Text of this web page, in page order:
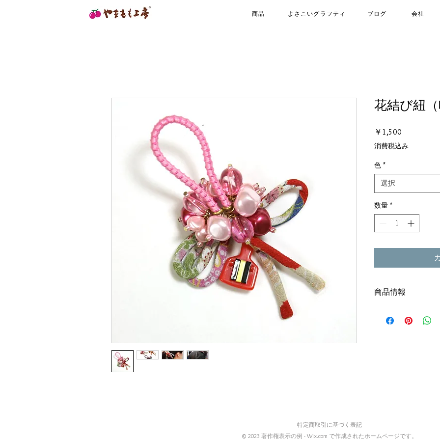
商品 よさこいグラフティ ブログ 会社
花結び紐（
￥1,500
格
消費税込み
色 *
選択
数量 *
商品情報
※オレンジ/ピンク完
特定商取引に基づく表記
© 2023 著作権表示の例 - Wix.com で作成されたホームページです。